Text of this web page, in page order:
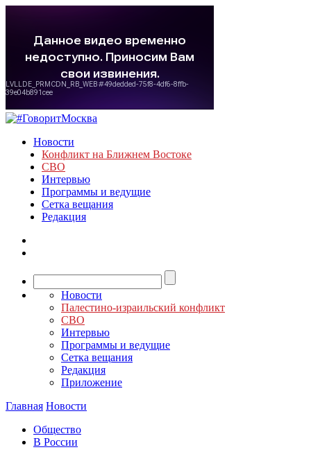
Новости
Конфликт на Ближнем Востоке
СВО
Интервью
Программы и ведущие
Сетка вещания
Редакция
Новости
Палестино-израильский конфликт
СВО
Интервью
Программы и ведущие
Сетка вещания
Редакция
Приложение
Главная Новости
Общество
В России